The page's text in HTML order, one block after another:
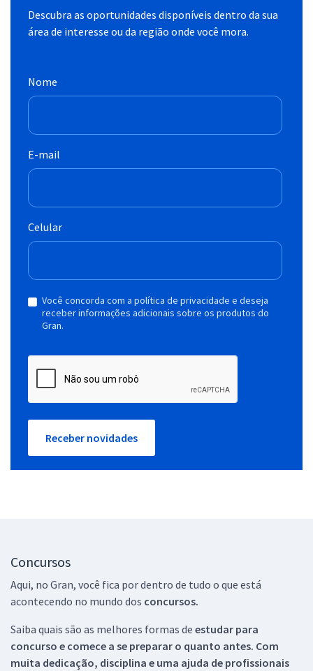
Descubra as oportunidades disponíveis dentro da sua
área de interesse ou da região onde você mora.
Nome
E-mail
Celular
Você concorda com a política de privacidade e deseja
receber informações adicionais sobre os produtos do
Gran.
Receber novidades
Concursos
Aqui, no Gran, você fica por dentro de tudo o que está
acontecendo no mundo dos concursos.
Saiba quais são as melhores formas de estudar para
concurso e comece a se preparar o quanto antes. Com
muita dedicação, disciplina e uma ajuda de profissionais